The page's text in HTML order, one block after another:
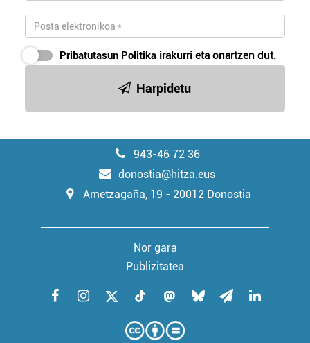
Pribatutasun Politika irakurri eta onartzen dut.
Harpidetu
943-46 72 36
donostia@hitza.eus
Ametzagaña, 19 - 20012 Donostia
Nor gara
Publizitatea